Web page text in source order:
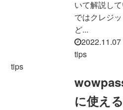
いて解説し
ではクレジ
ど...
2022.11.07
tips
tips
に使え